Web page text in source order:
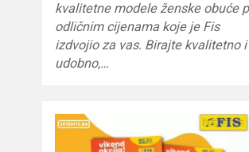
kvalitetne modele ženske obuće
odličnim cijenama koje je Fis
izdvojio za vas. Birajte kvalitetno i
udobno,…